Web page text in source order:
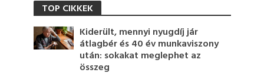
TOP CIKKEK
Kiderült, mennyi nyugdíj jár
átlagbér és 40 év munkaviszony
után: sokakat meglephet az
összeg